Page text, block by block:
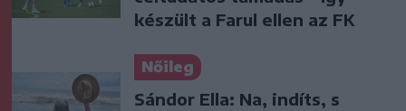
készült a Farul ellen az FK
Nőileg
Sándor Ella: Na, indíts, s